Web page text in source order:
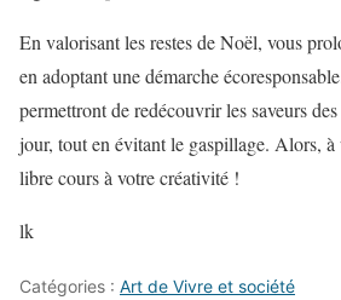
En valorisant les restes de Noël, vous
en adoptant une démarche
permettront de redécouvrir les saveurs
jour, tout en évitant le gaspillage. Alors, à
libre cours à votre créativité !
lk
Catégories : Art de Vivre et société